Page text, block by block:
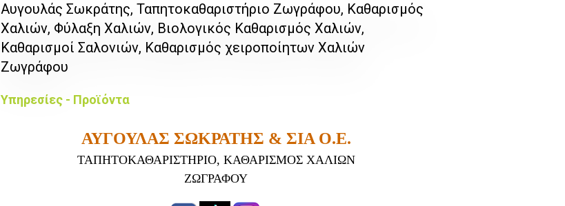
Αυγουλάς Σωκράτης, Ταπητοκαθαριστήριo Ζωγράφου, Καθαρισμός
Χαλιών, Φύλαξη Χαλιών, Βιολογικός Καθαρισμός Χαλιών,
Καθαρισμοί Σαλονιών, Καθαρισμός χειροποίητων Χαλιών
Ζωγράφου
Υπηρεσίες - Προϊόντα
ΑΥΓΟΥΛΑΣ ΣΩΚΡΑΤΗΣ & ΣΙΑ Ο.Ε.
ΤΑΠΗΤΟΚΑΘΑΡΙΣΤΗΡΙΟ, ΚΑΘΑΡΙΣΜΟΣ ΧΑΛΙΩΝ
ΖΩΓΡΑΦΟΥ